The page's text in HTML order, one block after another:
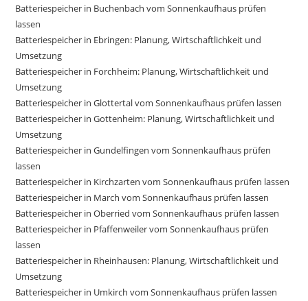
Batteriespeicher in Buchenbach vom Sonnenkaufhaus prüfen
lassen
Batteriespeicher in Ebringen: Planung, Wirtschaftlichkeit und
Umsetzung
Batteriespeicher in Forchheim: Planung, Wirtschaftlichkeit und
Umsetzung
Batteriespeicher in Glottertal vom Sonnenkaufhaus prüfen lassen
Batteriespeicher in Gottenheim: Planung, Wirtschaftlichkeit und
Umsetzung
Batteriespeicher in Gundelfingen vom Sonnenkaufhaus prüfen
lassen
Batteriespeicher in Kirchzarten vom Sonnenkaufhaus prüfen lassen
Batteriespeicher in March vom Sonnenkaufhaus prüfen lassen
Batteriespeicher in Oberried vom Sonnenkaufhaus prüfen lassen
Batteriespeicher in Pfaffenweiler vom Sonnenkaufhaus prüfen
lassen
Batteriespeicher in Rheinhausen: Planung, Wirtschaftlichkeit und
Umsetzung
Batteriespeicher in Umkirch vom Sonnenkaufhaus prüfen lassen